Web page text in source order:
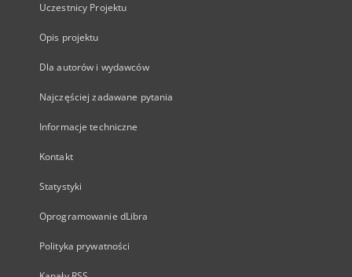
Uczestnicy Projektu
Opis projektu
Dla autorów i wydawców
Najczęściej zadawane pytania
Informacje techniczne
Kontakt
Statystyki
Oprogramowanie dLibra
Polityka prywatności